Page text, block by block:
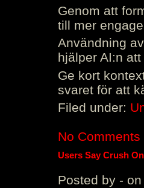
Genom att
till mer
Användning
hjälper AI:n
Ge kort
svaret för att
Filed under:
No Comments
Users Say Crush
Posted by - on